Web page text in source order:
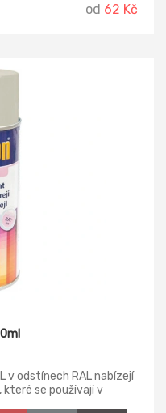
od 62 Kč
v odstínech RAL nabízejí
které se používají v